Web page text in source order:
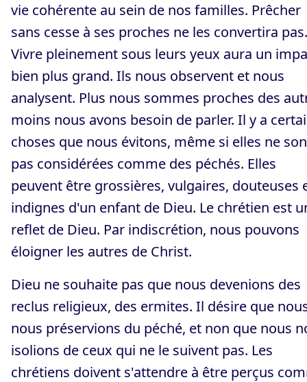
vie cohérente au sein de nos familles. Prêcher
sans cesse à ses proches ne les convertira pas.
Vivre pleinement sous leurs yeux aura un
bien plus grand. Ils nous observent et nous
analysent. Plus nous sommes proches des
moins nous avons besoin de parler. Il y a
choses que nous évitons, même si elles ne
pas considérées comme des péchés. Elles
peuvent être grossières, vulgaires, douteuses
indignes d'un enfant de Dieu. Le chrétien est
reflet de Dieu. Par indiscrétion, nous pouvons
éloigner les autres de Christ.
Dieu ne souhaite pas que nous devenions des
reclus religieux, des ermites. Il désire que
nous préservions du péché, et non que nous
isolions de ceux qui ne le suivent pas. Les
chrétiens doivent s'attendre à être perçus